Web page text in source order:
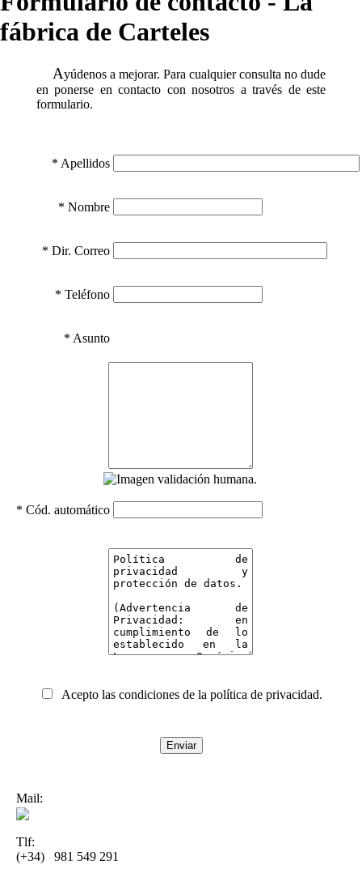
fábrica de Carteles
Ayúdenos a mejorar. Para cualquier consulta no dude
en ponerse en contacto con nosotros a través de este
formulario.
* Apellidos
* Nombre
* Dir. Correo
* Teléfono
* Asunto
* Cód. automático
Acepto las condiciones de la política de privacidad.
Mail:
Tlf:
(+34) 981 549 291